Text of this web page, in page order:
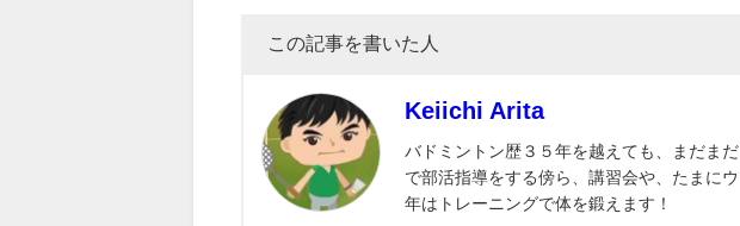
この記事を書いた人
Keiichi Arita
バドミントン歴３５年を越えても、まだま
で部活指導をする傍ら、講習会や、たまに
年はトレーニングで体を鍛えます！